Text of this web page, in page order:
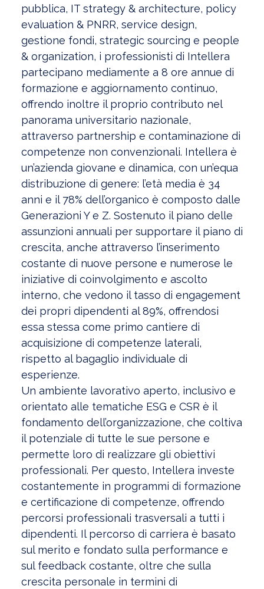
pubblica, IT strategy & architecture, policy
evaluation & PNRR, service design,
gestione fondi, strategic sourcing e people
& organization, i professionisti di Intellera
partecipano mediamente a 8 ore annue di
formazione e aggiornamento continuo,
offrendo inoltre il proprio contributo nel
panorama universitario nazionale,
attraverso partnership e contaminazione di
competenze non convenzionali. Intellera è
un’azienda giovane e dinamica, con un’equa
distribuzione di genere: l’età media è 34
anni e il 78% dell’organico è composto dalle
Generazioni Y e Z. Sostenuto il piano delle
assunzioni annuali per supportare il piano di
crescita, anche attraverso l’inserimento
costante di nuove persone e numerose le
iniziative di coinvolgimento e ascolto
interno, che vedono il tasso di engagement
dei propri dipendenti al 89%, offrendosi
essa stessa come primo cantiere di
acquisizione di competenze laterali,
rispetto al bagaglio individuale di
esperienze.
Un ambiente lavorativo aperto, inclusivo e
orientato alle tematiche ESG e CSR è il
fondamento dell’organizzazione, che coltiva
il potenziale di tutte le sue persone e
permette loro di realizzare gli obiettivi
professionali. Per questo, Intellera investe
costantemente in programmi di formazione
e certificazione di competenze, offrendo
percorsi professionali trasversali a tutti i
dipendenti. Il percorso di carriera è basato
sul merito e fondato sulla performance e
sul feedback costante, oltre che sulla
crescita personale in termini di